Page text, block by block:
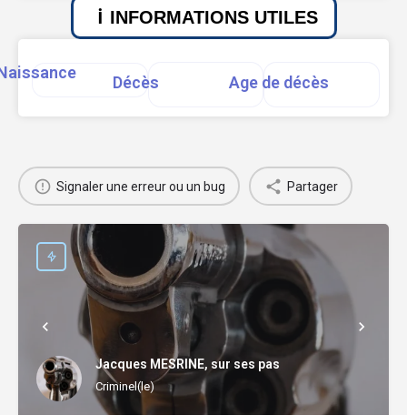
INFORMATIONS UTILES
Décès Age de décès
Signaler une erreur ou un bug Partager
Jacques MESRINE, sur ses pas
Criminel(le)